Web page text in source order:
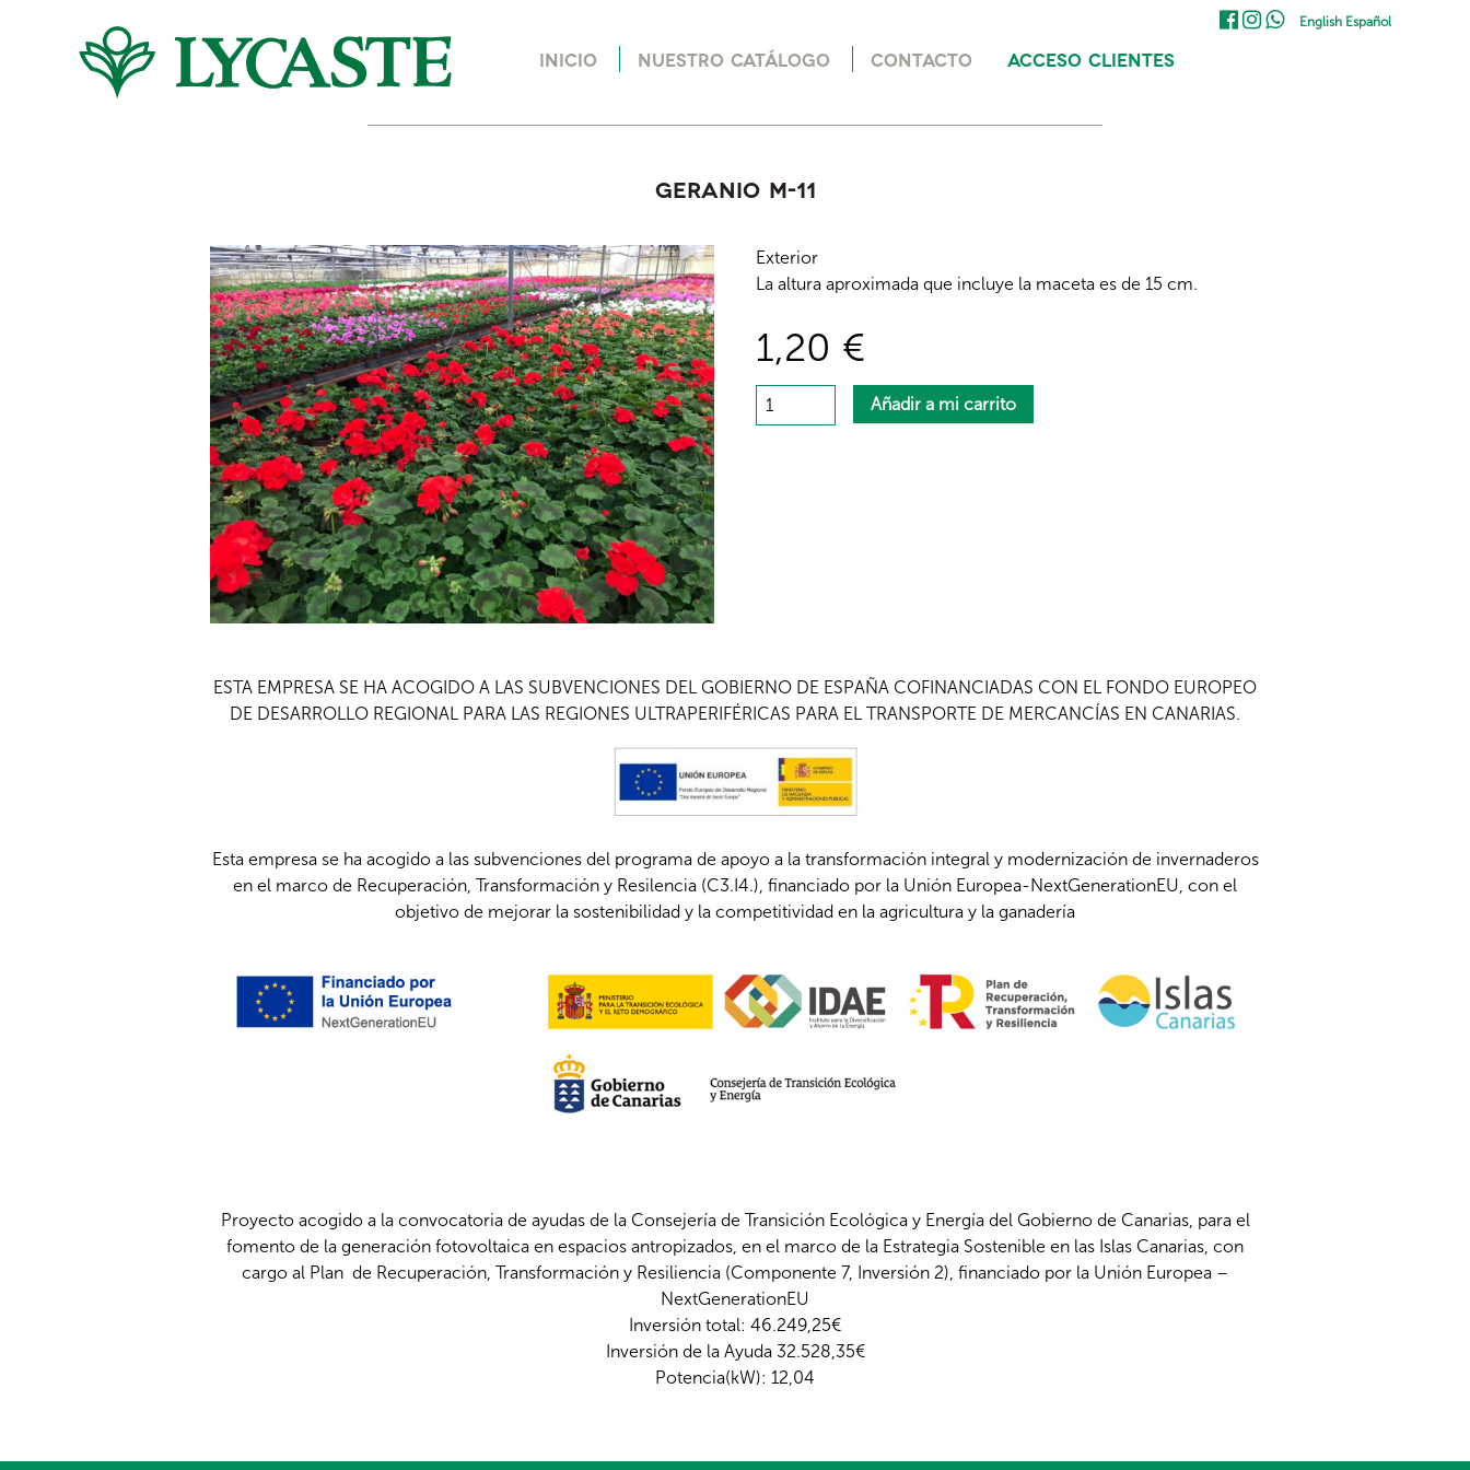
English Español
ACCESO CLIENTES
INICIO NUESTRO CATÁLOGO CONTACTO
Geranio M-11
Exterior
La altura aproximada que incluye la maceta es de 15 cm.
1,20 €
ESTA EMPRESA SE HA ACOGIDO A LAS SUBVENCIONES DEL GOBIERNO DE ESPAÑA COFINANCIADAS CON EL FONDO EUROPEO
DE DESARROLLO REGIONAL PARA LAS REGIONES ULTRAPERIFÉRICAS PARA EL TRANSPORTE DE MERCANCÍAS EN CANARIAS.
Esta empresa se ha acogido a las subvenciones del programa de apoyo a la transformación integral y modernización de invernaderos
en el marco de Recuperación, Transformación y Resilencia (C3.I4.), financiado por la Unión Europea-NextGenerationEU, con el
objetivo de mejorar la sostenibilidad y la competitividad en la agricultura y la ganadería
Proyecto acogido a la convocatoria de ayudas de la Consejería de Transición Ecológica y Energía del Gobierno de Canarias, para el
fomento de la generación fotovoltaica en espacios antropizados, en el marco de la Estrategia Sostenible en las Islas Canarias, con
cargo al Plan de Recuperación, Transformación y Resiliencia (Componente 7, Inversión 2), financiado por la Unión Europea –
NextGenerationEU
Inversión total: 46.249,25€
Inversión de la Ayuda 32.528,35€
Potencia(kW): 12,04